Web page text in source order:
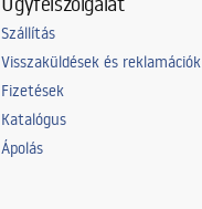
Szállítás
Visszaküldések és reklamációk
Fizetések
Katalógus
Ápolás